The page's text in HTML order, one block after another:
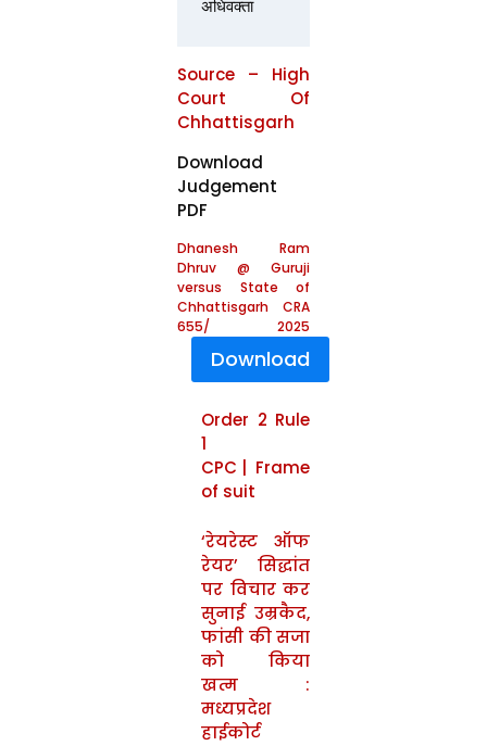
अधिवक्ता
Source – High
Court Of
Chhattisgarh
Download
Judgement
PDF
Dhanesh Ram
Dhruv @ Guruji
versus State of
Chhattisgarh CRA
655/ 2025
Download
Order 2 Rule
1
CPC | Frame
of suit
‘रेयरेस्ट ऑफ
रेयर’ सिद्धांत
पर विचार कर
सुनाई उम्रकैद,
फांसी की सजा
को किया
खत्म :
मध्यप्रदेश
हाईकोर्ट